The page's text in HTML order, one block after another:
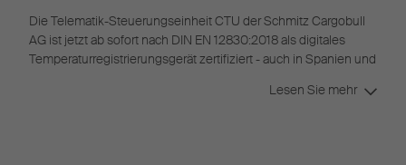
Die Telematik-Steuerungseinheit CTU der Schmitz Cargobull
AG ist jetzt ab sofort nach DIN EN 12830:2018 als digitales
Temperaturregistrierungsgerät zertifiziert - auch in Spanien und
der Kühlkette ohne zusätzliche Hardware und damitLesen Sie mehr